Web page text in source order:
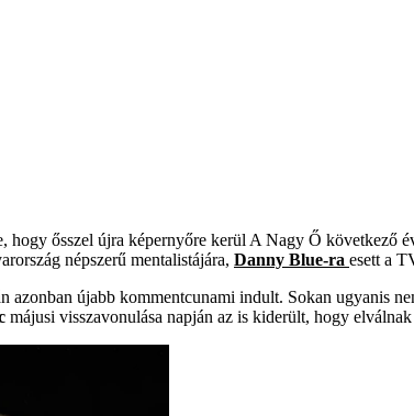
ősszel újra képernyőre kerül A Nagy Ő következő
népszerű mentalistájára, Danny Blue-ra esett a
azonban újabb kommentcunami indult. Sokan ugyanis
májusi visszavonulása napján az is kiderült, hogy elválnak